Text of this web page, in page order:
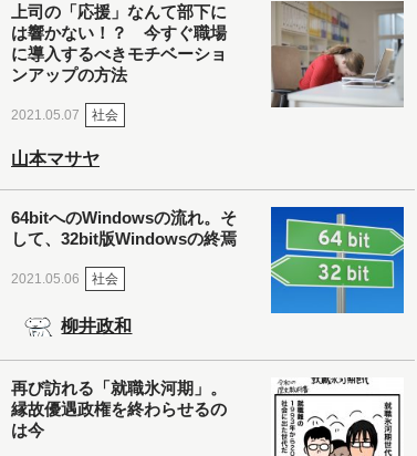
上司の「応援」なんて部下に
は響かない！？ 今すぐ職場
に導入するべきモチベーショ
ンアップの方法
2021.05.07 社会
山本マサヤ
64bitへのWindowsの流れ。そ
して、32bit版Windowsの終焉
2021.05.06 社会
柳井政和
再び訪れる「就職氷河期」。
縁故優遇政権を終わらせるの
は今